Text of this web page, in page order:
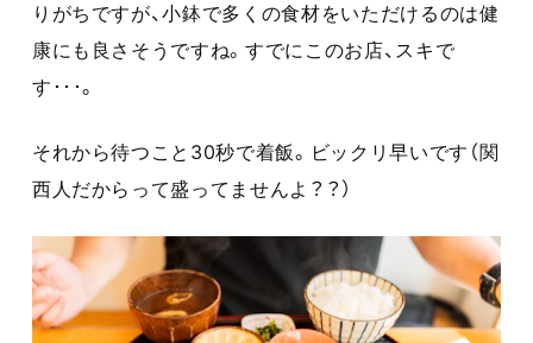
りがちですが、小鉢で多くの食材をいただけるのは健
康にも良さそうですね。すでにこのお店、スキで
す･･･。
それから待つこと30秒で着飯。ビックリ早いです（関
西人だからって盛ってませんよ？？）